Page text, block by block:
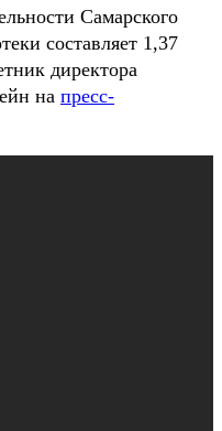
Самарского
составляет 1,37
директора
на пресс-